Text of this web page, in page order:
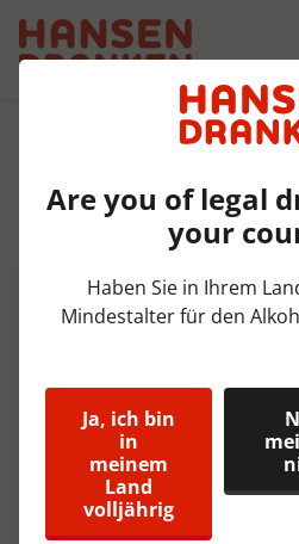
Produkt Detail
St. Feuillien
6x4x33 cl 8,5%
Are you of legal
your
Haben Sie in Ihrem
Mindestalter für den
Ja, ich bin
in
meinem
Land
volljährig